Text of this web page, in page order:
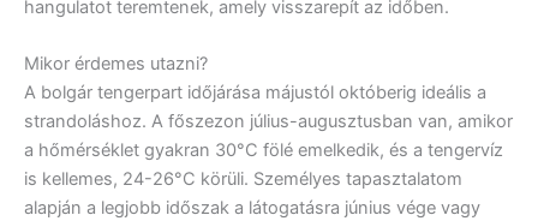
hangulatot teremtenek, amely visszarepít az időben.
Mikor érdemes utazni?
A bolgár tengerpart időjárása májustól októberig ideális a
strandoláshoz. A főszezon július-augusztusban van, amikor
a hőmérséklet gyakran 30°C fölé emelkedik, és a tengervíz
is kellemes, 24-26°C körüli. Személyes tapasztalatom
alapján a legjobb időszak a látogatásra június vége vagy